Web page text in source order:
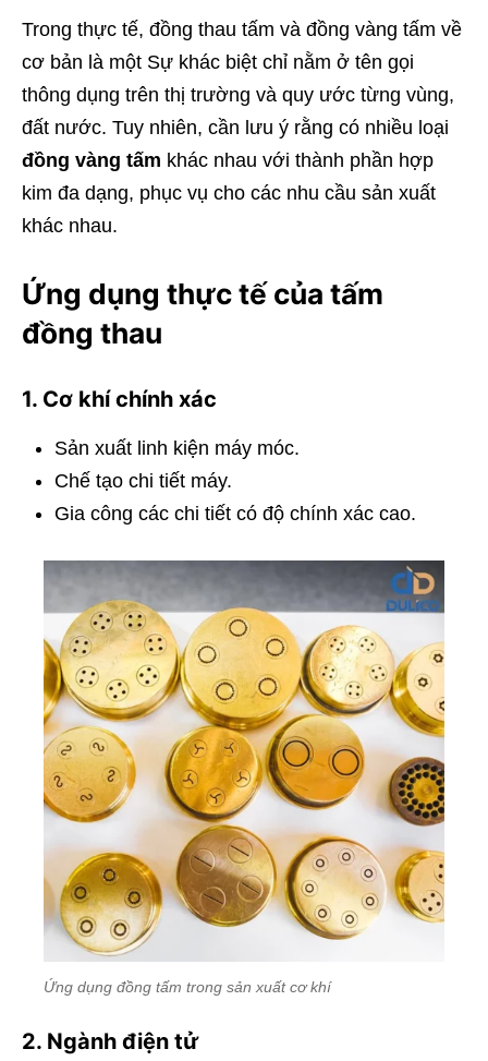
Trong thực tế, đồng thau tấm và đồng vàng tấm về
cơ bản là một Sự khác biệt chỉ nằm ở tên gọi
thông dụng trên thị trường và quy ước từng vùng,
đất nước. Tuy nhiên, cần lưu ý rằng có nhiều loại
đồng vàng tấm khác nhau với thành phần hợp
kim đa dạng, phục vụ cho các nhu cầu sản xuất
khác nhau.
Ứng dụng thực tế của tấm
đồng thau
1. Cơ khí chính xác
Sản xuất linh kiện máy móc.
Chế tạo chi tiết máy.
Gia công các chi tiết có độ chính xác cao.
Ứng dụng đồng tấm trong sản xuất cơ khí
2. Ngành điện tử